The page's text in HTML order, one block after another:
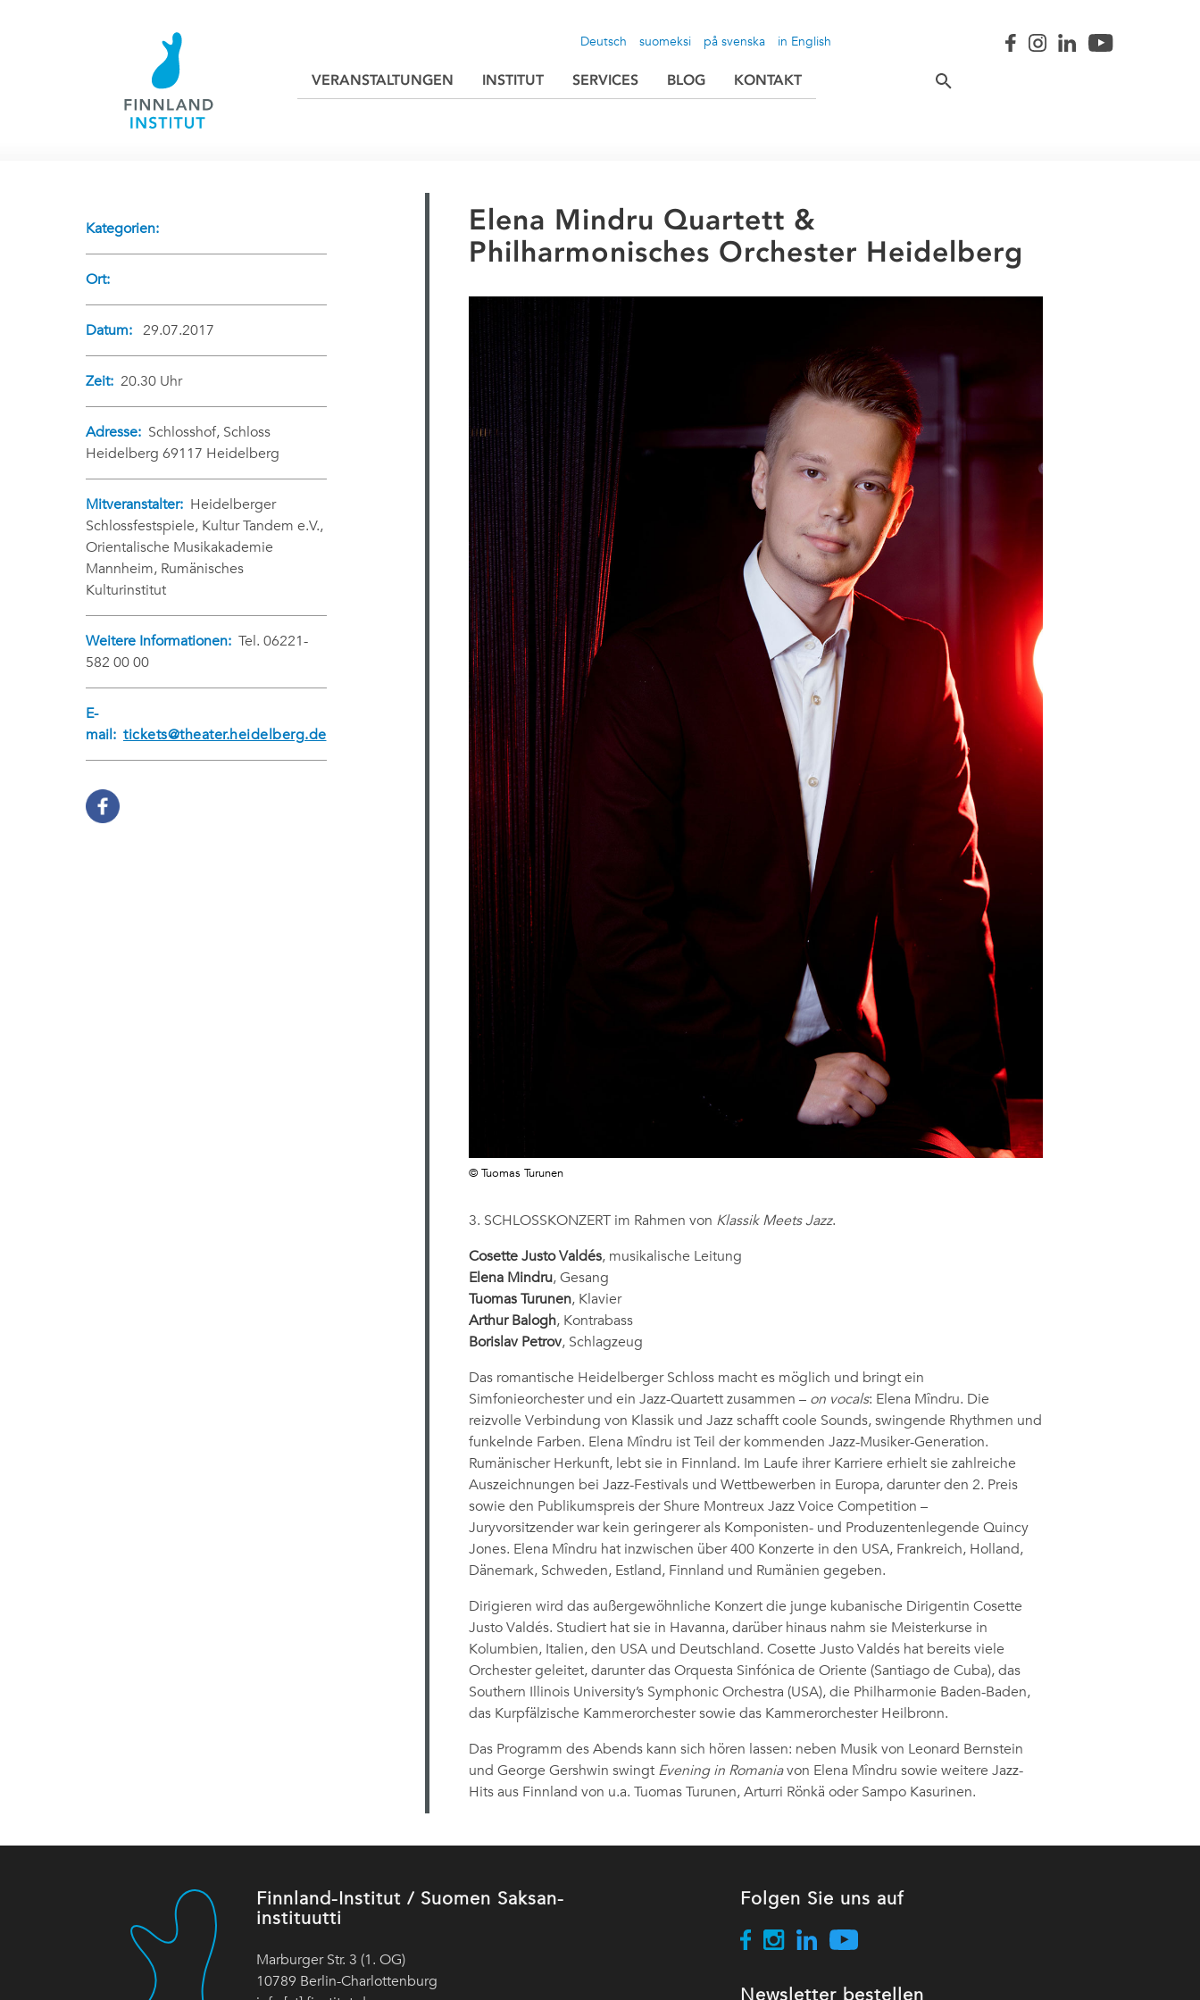
suomeksi
Deutsch på svenska in English
VERANSTALTUNGEN INSTITUT SERVICES BLOG KONTAKT
Kategorien:
Ort:
Datum: 29.07.2017
Zeit: 20.30 Uhr
Adresse: Schlosshof, Schloss
Heidelberg 69117 Heidelberg
Mitveranstalter: Heidelberger
Schlossfestspiele, Kultur Tandem e.V.,
Orientalische Musikakademie
Mannheim, Rumänisches
Kulturinstitut
Weitere Informationen: Tel. 06221-
582 00 00
E-
mail: tickets@theater.heidelberg.de
Elena Mindru Quartett &
Philharmonisches Orchester Heidelberg
© Tuomas Turunen
3. SCHLOSSKONZERT im Rahmen von Klassik Meets Jazz.
Cosette Justo Valdés, musikalische Leitung
Elena Mindru, Gesang
Tuomas Turunen, Klavier
Arthur Balogh, Kontrabass
Borislav Petrov, Schlagzeug
Das romantische Heidelberger Schloss macht es möglich und bringt ein
Simfonieorchester und ein Jazz-Quartett zusammen – on vocals: Elena Mîndru. Die
reizvolle Verbindung von Klassik und Jazz schafft coole Sounds, swingende Rhythmen und
funkelnde Farben. Elena Mîndru ist Teil der kommenden Jazz-Musiker-Generation.
Rumänischer Herkunft, lebt sie in Finnland. Im Laufe ihrer Karriere erhielt sie zahlreiche
Auszeichnungen bei Jazz-Festivals und Wettbewerben in Europa, darunter den 2. Preis
sowie den Publikumspreis der Shure Montreux Jazz Voice Competition –
Juryvorsitzender war kein geringerer als Komponisten- und Produzentenlegende Quincy
Jones. Elena Mîndru hat inzwischen über 400 Konzerte in den USA, Frankreich, Holland,
Dänemark, Schweden, Estland, Finnland und Rumänien gegeben.
Dirigieren wird das außergewöhnliche Konzert die junge kubanische Dirigentin Cosette
Justo Valdés. Studiert hat sie in Havanna, darüber hinaus nahm sie Meisterkurse in
Kolumbien, Italien, den USA und Deutschland. Cosette Justo Valdés hat bereits viele
Orchester geleitet, darunter das Orquesta Sinfónica de Oriente (Santiago de Cuba), das
Southern Illinois University’s Symphonic Orchestra (USA), die Philharmonie Baden-Baden,
das Kurpfälzische Kammerorchester sowie das Kammerorchester Heilbronn.
Das Programm des Abends kann sich hören lassen: neben Musik von Leonard Bernstein
und George Gershwin swingt Evening in Romaniavon Elena Mîndru sowie weitere Jazz-
Hits aus Finnland von u.a. Tuomas Turunen, Arturri Rönkä oder Sampo Kasurinen.
Finnland-Institut / Suomen Saksan-
instituutti
Marburger Str. 3 (1. OG)
10789 Berlin-Charlottenburg
Folgen Sie uns auf
Newsletter bestellen